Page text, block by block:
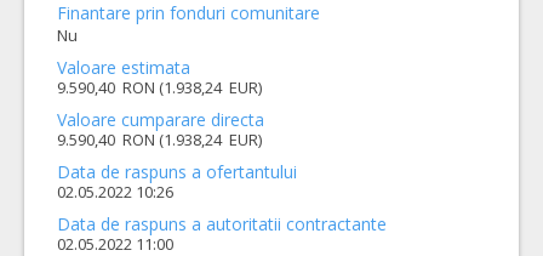
Finantare prin fonduri comunitare
Nu
Valoare estimata
9.590,40 RON (1.938,24 EUR)
Valoare cumparare directa
9.590,40 RON (1.938,24 EUR)
Data de raspuns a ofertantului
02.05.2022 10:26
Data de raspuns a autoritatii contractante
02.05.2022 11:00